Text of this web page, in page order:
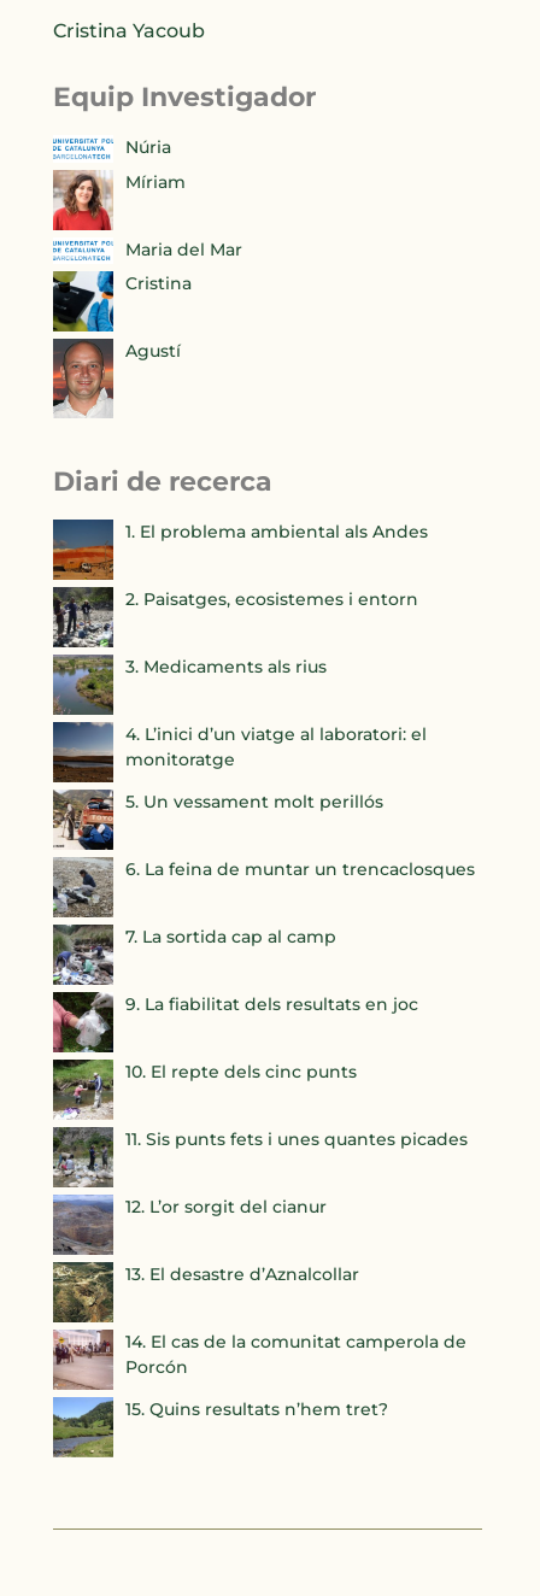
Cristina Yacoub
Equip Investigador
Núria
Míriam
Maria del Mar
Cristina
Agustí
Diari de recerca
1. El problema ambiental als Andes
2. Paisatges, ecosistemes i entorn
3. Medicaments als rius
4. L’inici d’un viatge al laboratori: el
monitoratge
5. Un vessament molt perillós
6. La feina de muntar un trencaclosques
7. La sortida cap al camp
9. La fiabilitat dels resultats en joc
10. El repte dels cinc punts
11. Sis punts fets i unes quantes picades
12. L’or sorgit del cianur
13. El desastre d’Aznalcollar
14. El cas de la comunitat camperola de
Porcón
15. Quins resultats n’hem tret?